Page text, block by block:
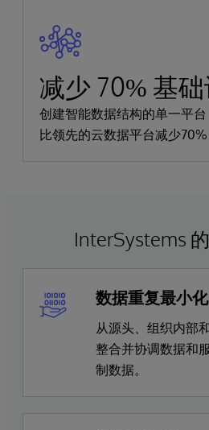
减少 70% 基
创建智能数据结构的单一平
比领先的云数据平台减少70%
InterSystems
数据重复最小化
从源头、组织内部
整合并协调数据和
制数据。